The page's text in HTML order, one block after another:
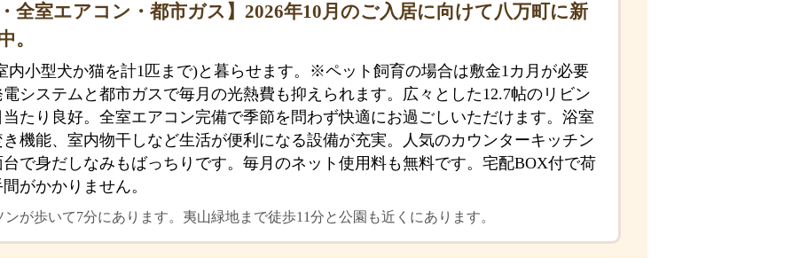
全室エアコン・都市ガス】2026年10月のご入居に向けて八万町に新
。
内小型犬か猫を計1匹まで)と暮らせます。※ペット飼育の場合は敷金1カ月が必要
システムと都市ガスで毎月の光熱費も抑えられます。広々とした12.7帖のリビン
たり良好。全室エアコン完備で季節を問わず快適にお過ごしいただけます。浴室
機能、室内物干しなど生活が便利になる設備が充実。人気のカウンターキッチン
で身だしなみもばっちりです。毎月のネット使用料も無料です。宅配BOX付で荷
がかかりません。
が歩いて7分にあります。夷山緑地まで徒歩11分と公園も近くにあります。